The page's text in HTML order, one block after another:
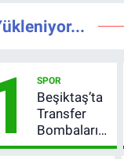
SPOR
Beşiktaş’ta
Transfer
Bombaları
Peş Peşe!